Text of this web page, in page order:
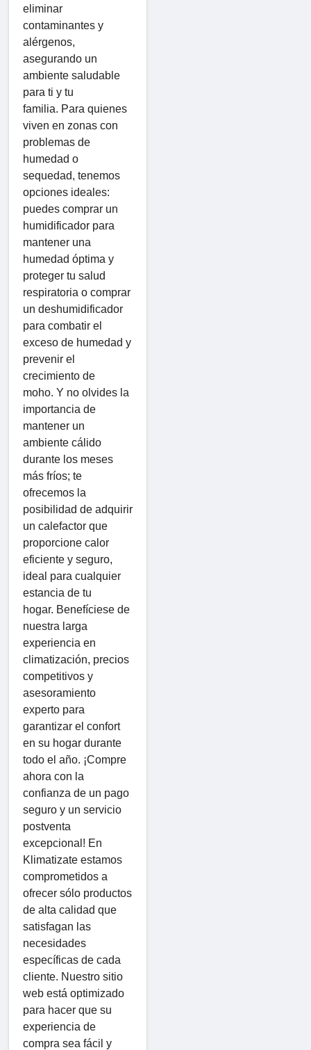
eliminar
contaminantes y
alérgenos,
asegurando un
ambiente saludable
para ti y tu
familia. Para quienes
viven en zonas con
problemas de
humedad o
sequedad, tenemos
opciones ideales:
puedes comprar un
humidificador para
mantener una
humedad óptima y
proteger tu salud
respiratoria o comprar
un deshumidificador
para combatir el
exceso de humedad y
prevenir el
crecimiento de
moho. Y no olvides la
importancia de
mantener un
ambiente cálido
durante los meses
más fríos; te
ofrecemos la
posibilidad de adquirir
un calefactor que
proporcione calor
eficiente y seguro,
ideal para cualquier
estancia de tu
hogar. Benefíciese de
nuestra larga
experiencia en
climatización, precios
competitivos y
asesoramiento
experto para
garantizar el confort
en su hogar durante
todo el año. ¡Compre
ahora con la
confianza de un pago
seguro y un servicio
postventa
excepcional! En
Klimatizate estamos
comprometidos a
ofrecer sólo productos
de alta calidad que
satisfagan las
necesidades
específicas de cada
cliente. Nuestro sitio
web está optimizado
para hacer que su
experiencia de
compra sea fácil y